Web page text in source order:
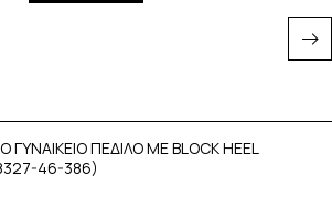
ΠΕΔΙΛΟ ΜΕ BLOCK HEEL
46-386)